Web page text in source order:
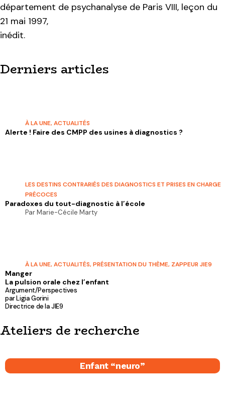
département de psychanalyse de Paris VIII, leçon du
21 mai 1997,
inédit.
Derniers articles
À LA UNE,ACTUALITÉS
Alerte ! Faire des CMPP des usines à diagnostics ?
LES DESTINS CONTRARIÉS DES DIAGNOSTICS ET PRISES EN CHARGE
PRÉCOCES
Paradoxes du tout-diagnostic à l’école
Par Marie-Cécile Marty
À LA UNE,ACTUALITÉS,PRÉSENTATION DU THÈME, ZAPPEUR JIE9
Manger
La pulsion orale chez l’enfant
Argument/Perspectives
par Ligia Gorini
Directrice de la JIE9
Ateliers de recherche
Enfant “neuro”